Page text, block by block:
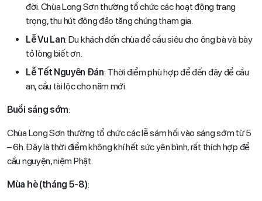
đời. Chùa Long Sơn thường tổ chức các hoạt động trang
trọng, thu hút đông đảo tăng chúng tham gia.
Lễ Vu Lan: Du khách đến chùa để cầu siêu cho ông bà và bày
tỏ lòng biết ơn.
Lễ Tết Nguyên Đán: Thời điểm phù hợp để đến đây để cầu
an, cầu tài lộc cho năm mới.
Buổi sáng sớm:
Chùa Long Sơn thường tổ chức các lễ sám hối vào sáng sớm từ 5
– 6h. Đây là thời điểm không khí hết sức yên bình, rất thích hợp để
cầu nguyện, niệm Phật.
Mùa hè (tháng 5-8):